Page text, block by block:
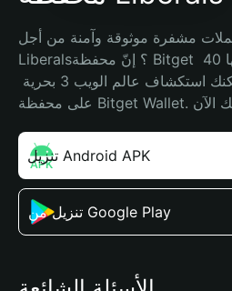
مشفرة موثوقة وآمنة من أجل
Liberals؟ إنّ محفظة Bitget خيارك الأفضل. حيث يثق بها 40
تنزيل Android APK
تنزيل من Google Play